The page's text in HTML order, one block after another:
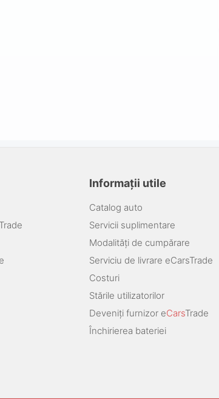
Informații utile
Catalog auto
Servicii suplimentare
Modalități de cumpărare
Serviciu de livrare eCarsTrade
Costuri
Stările utilizatorilor
Deveniți furnizor eCarsTrade
Închirierea bateriei